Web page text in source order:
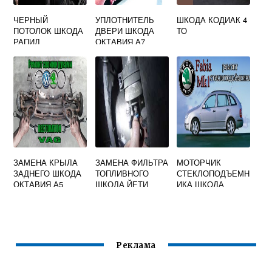
ЧЕРНЫЙ
ПОТОЛОК ШКОДА
РАПИД
УПЛОТНИТЕЛЬ
ДВЕРИ ШКОДА
ОКТАВИЯ А7
ШКОДА КОДИАК 4
ТО
ЗАМЕНА КРЫЛА
ЗАДНЕГО ШКОДА
ОКТАВИЯ А5
ЗАМЕНА ФИЛЬТРА
ТОПЛИВНОГО
ШКОДА ЙЕТИ
МОТОРЧИК
СТЕКЛОПОДЪЕМН
ИКА ШКОДА
Реклама